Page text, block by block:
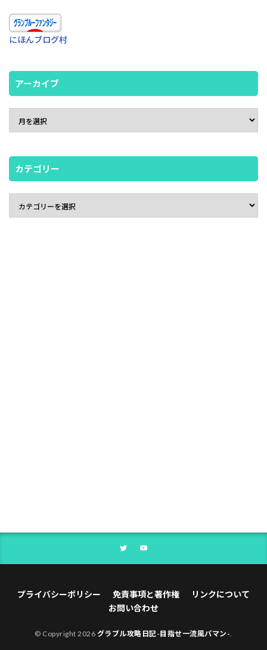
にほんブログ村
アーカイブ
カテゴリー
プライバシーポリシー 免責事項と著作権
リンクについて
お問い合わせ
© Copyright 2026 グラブル攻略日記-目指せ一流風パマン-